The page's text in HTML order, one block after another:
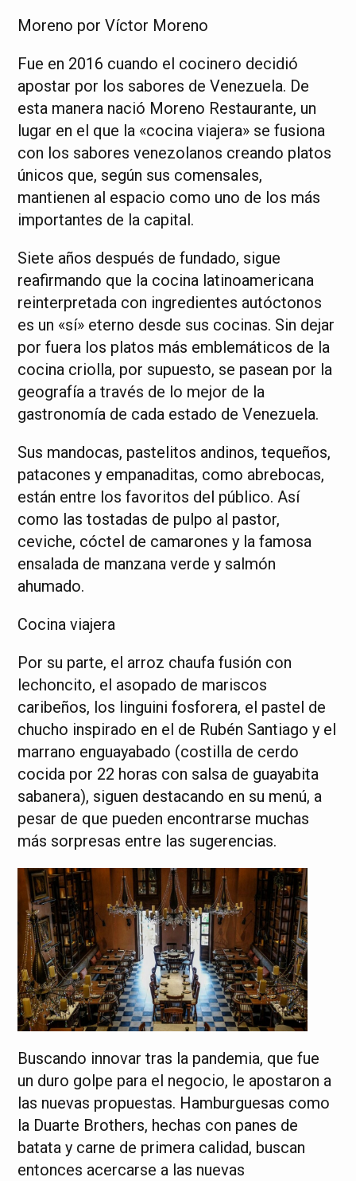
Moreno por Víctor Moreno
Fue en 2016 cuando el cocinero decidió
apostar por los sabores de Venezuela. De
esta manera nació Moreno Restaurante, un
lugar en el que la «cocina viajera» se fusiona
con los sabores venezolanos creando platos
únicos que, según sus comensales,
mantienen al espacio como uno de los más
importantes de la capital.
Siete años después de fundado, sigue
reafirmando que la cocina latinoamericana
reinterpretada con ingredientes autóctonos
es un «sí» eterno desde sus cocinas. Sin dejar
por fuera los platos más emblemáticos de la
cocina criolla, por supuesto, se pasean por la
geografía a través de lo mejor de la
gastronomía de cada estado de Venezuela.
Sus mandocas, pastelitos andinos, tequeños,
patacones y empanaditas, como abrebocas,
están entre los favoritos del público. Así
como las tostadas de pulpo al pastor,
ceviche, cóctel de camarones y la famosa
ensalada de manzana verde y salmón
ahumado.
Cocina viajera
Por su parte, el arroz chaufa fusión con
lechoncito, el asopado de mariscos
caribeños, los linguini fosforera, el pastel de
chucho inspirado en el de Rubén Santiago y el
marrano enguayabado (costilla de cerdo
cocida por 22 horas con salsa de guayabita
sabanera), siguen destacando en su menú, a
pesar de que pueden encontrarse muchas
más sorpresas entre las sugerencias.
Buscando innovar tras la pandemia, que fue
un duro golpe para el negocio, le apostaron a
las nuevas propuestas. Hamburguesas como
la Duarte Brothers, hechas con panes de
batata y carne de primera calidad, buscan
entonces acercarse a las nuevas